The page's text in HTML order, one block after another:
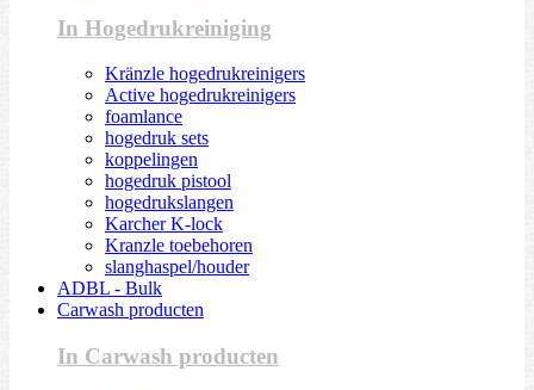
In Hogedrukreiniging
Kränzle hogedrukreinigers
Active hogedrukreinigers
foamlance
hogedruk sets
koppelingen
hogedruk pistool
hogedrukslangen
Karcher K-lock
Kranzle toebehoren
slanghaspel/houder
ADBL - Bulk
Carwash producten
In Carwash producten